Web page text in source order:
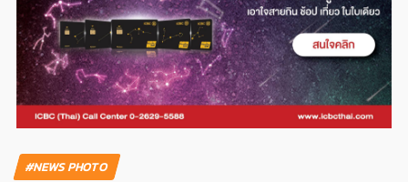
#NEWS PHOTO